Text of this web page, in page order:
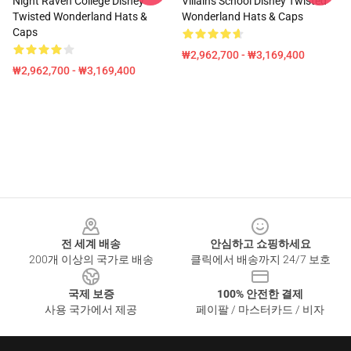
Twisted Wonderland Hats &
Caps
₩2,962,700 - ₩3,169,400
Wonderland Hats & Caps
₩2,962,700 - ₩3,169,400
전 세계 배송
200개 이상의 국가로 배송
안심하고 쇼핑하세요
클릭에서 배송까지 24/7 보호
국제 보증
사용 국가에서 제공
100% 안전한 결제
페이팔 / 마스터카드 / 비자